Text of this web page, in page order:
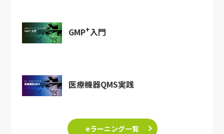
GMP+入門
医療機器QMS実践
eラーニング一覧